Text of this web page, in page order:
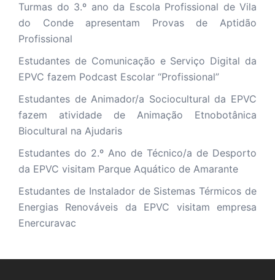
Turmas do 3.º ano da Escola Profissional de Vila
do Conde apresentam Provas de Aptidão
Profissional
Estudantes de Comunicação e Serviço Digital da
EPVC fazem Podcast Escolar “Profissional”
Estudantes de Animador/a Sociocultural da EPVC
fazem atividade de Animação Etnobotânica
Biocultural na Ajudaris
Estudantes do 2.º Ano de Técnico/a de Desporto
da EPVC visitam Parque Aquático de Amarante
Estudantes de Instalador de Sistemas Térmicos de
Energias Renováveis da EPVC visitam empresa
Enercuravac